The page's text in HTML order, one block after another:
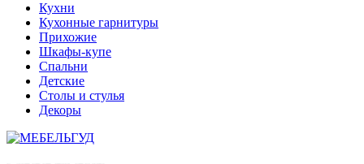
Кухни
Кухонные гарнитуры
Прихожие
Шкафы-купе
Спальни
Детские
Столы и стулья
Декоры